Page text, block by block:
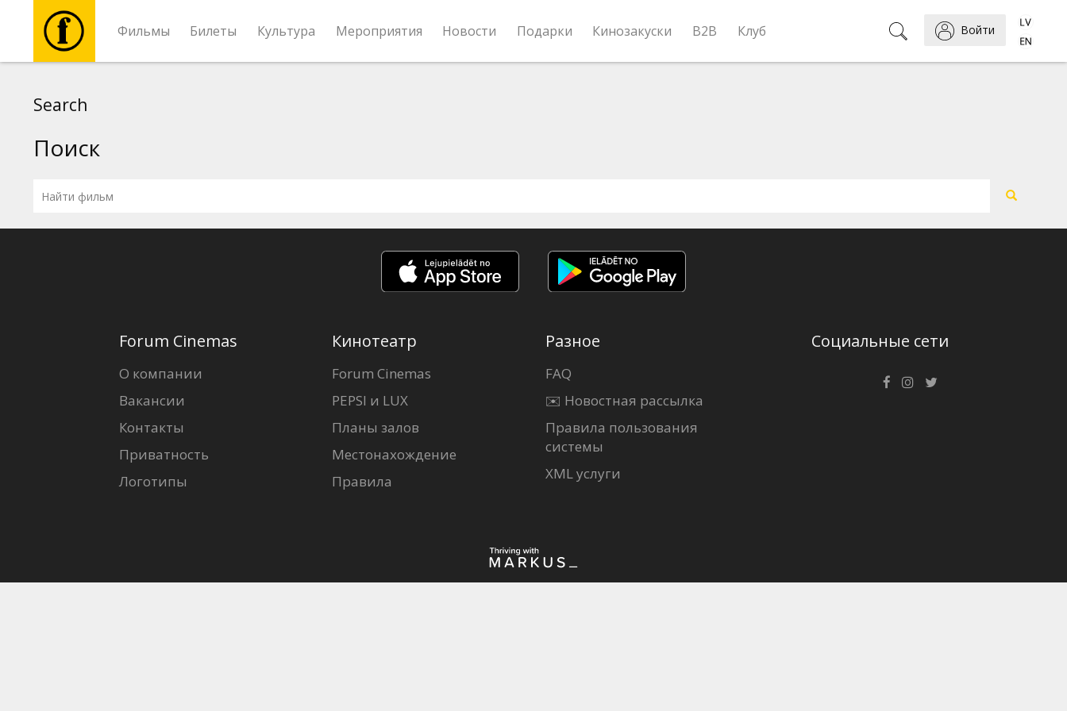
Фильмы Билеты Культура Мероприятия Новости Подарки Кинозакуски B2B Клуб Войти
Мероприятия
Кинозакуски
Search
Поиск
Forum Cinemas
О компании
Вакансии
Контакты
Приватность
Логотипы
Кинотеатр
Forum Cinemas
PEPSI и LUX
Планы залов
Местонахождение
Правила
Разное
FAQ
✉️ Новостная рассылка
Правила пользования
системы
XML услуги
Социальные сети